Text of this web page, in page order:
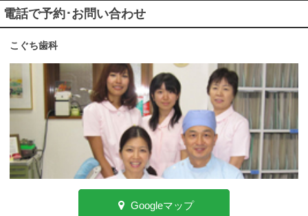
電話で予約･お問い合わせ
こぐち歯科
Googleマップ